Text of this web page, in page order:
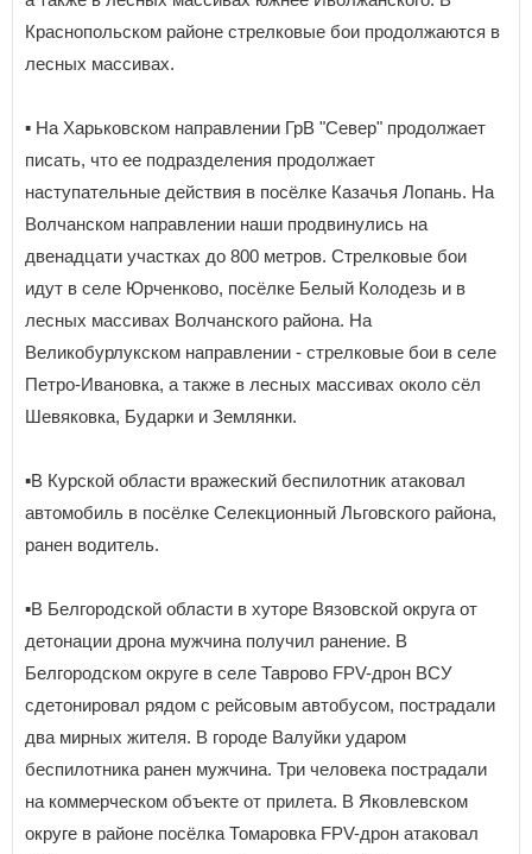
Краснопольском районе стрелковые бои продолжаются в
лесных массивах.
▪️ На Харьковском направлении ГрВ "Север" продолжает
писать, что ее подразделения продолжает
наступательные действия в посёлке Казачья Лопань. На
Волчанском направлении наши продвинулись на
двенадцати участках до 800 метров. Стрелковые бои
идут в селе Юрченково, посёлке Белый Колодезь и в
лесных массивах Волчанского района. На
Великобурлукском направлении - стрелковые бои в селе
Петро-Ивановка, а также в лесных массивах около сёл
Шевяковка, Бударки и Землянки.
▪️В Курской области вражеский беспилотник атаковал
автомобиль в посёлке Селекционный Льговского района,
ранен водитель.
▪️В Белгородской области в хуторе Вязовской округа от
детонации дрона мужчина получил ранение. В
Белгородском округе в селе Таврово FPV-дрон ВСУ
сдетонировал рядом с рейсовым автобусом, пострадали
два мирных жителя. В городе Валуйки ударом
беспилотника ранен мужчина. Три человека пострадали
на коммерческом объекте от прилета. В Яковлевском
округе в районе посёлка Томаровка FPV-дрон атаковал